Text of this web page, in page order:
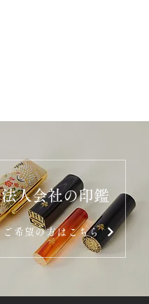
法人会社の印鑑
ご希望の方はこちら